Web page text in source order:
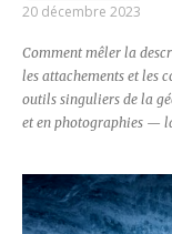
20 décembre 2023
Comment mêler la
les attachements et les
outils singuliers de la
et en photographies —